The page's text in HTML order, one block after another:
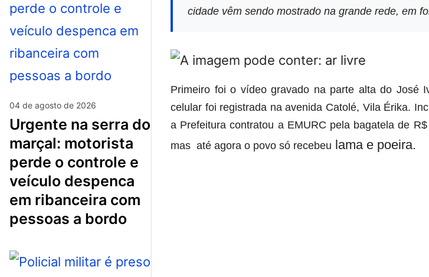
04 de agosto de 2026
urgente na serra do
marçal: motorista
perde o controle e
veículo despenca
em ribanceira com
pessoas a bordo
cidade vêm sendo mostrado na grande rede, em
Primeiro foi o vídeo gravado na parte alta do José
celular foi registrada na avenida Catolé, Vila Érika.
a Prefeitura contratou a EMURC pela bagatela de
mas até agora o povo só recebeu lama e poeira.